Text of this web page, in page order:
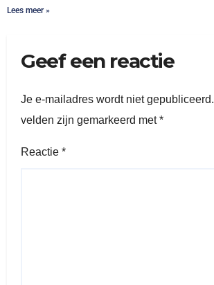
Lees meer »
Geef een reactie
Je e-mailadres wordt niet gepubliceerd.
velden zijn gemarkeerd met*
Reactie *